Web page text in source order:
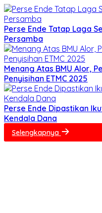
Perse Ende Tatap Laga
Persamba
Menang Atas BMU Alor,
Penyisihan ETMC 2025
Perse Ende Dipastikan
Kendala Dana
Selengkapnya